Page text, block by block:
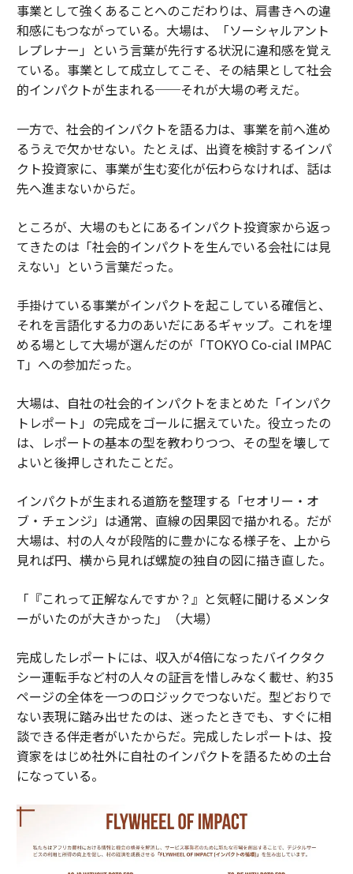
事業として強くあることへのこだわりは、肩書きへの違
和感にもつながっている。大場は、「ソーシャルアント
レプレナー」という言葉が先行する状況に違和感を覚え
ている。事業として成立してこそ、その結果として社会
的インパクトが生まれる──それが大場の考えだ。
一方で、社会的インパクトを語る力は、事業を前へ進め
るうえで欠かせない。たとえば、出資を検討するインパ
クト投資家に、事業が生む変化が伝わらなければ、話は
先へ進まないからだ。
ところが、大場のもとにあるインパクト投資家から返っ
てきたのは「社会的インパクトを生んでいる会社には見
えない」という言葉だった。
手掛けている事業がインパクトを起こしている確信と、
それを言語化する力のあいだにあるギャップ。これを埋
める場として大場が選んだのが「TOKYO Co-cial IMPAC
T」への参加だった。
大場は、自社の社会的インパクトをまとめた「インパク
トレポート」の完成をゴールに据えていた。役立ったの
は、レポートの基本の型を教わりつつ、その型を壊して
よいと後押しされたことだ。
インパクトが生まれる道筋を整理する「セオリー・オ
ブ・チェンジ」は通常、直線の因果図で描かれる。だが
大場は、村の人々が段階的に豊かになる様子を、上から
見れば円、横から見れば螺旋の独自の図に描き直した。
「『これって正解なんですか？』と気軽に聞けるメンタ
ーがいたのが大きかった」（大場）
完成したレポートには、収入が4倍になったバイクタク
シー運転手など村の人々の証言を惜しみなく載せ、約35
ページの全体を一つのロジックでつないだ。型どおりで
ない表現に踏み出せたのは、迷ったときでも、すぐに相
談できる伴走者がいたからだ。完成したレポートは、投
資家をはじめ社外に自社のインパクトを語るための土台
になっている。